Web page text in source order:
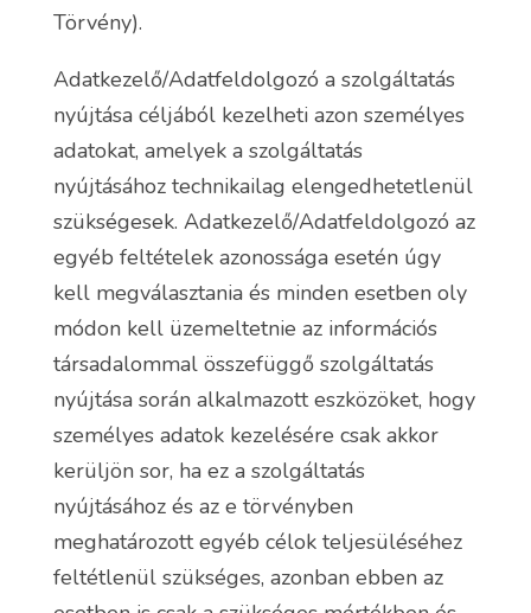
Törvény).
Adatkezelő/Adatfeldolgozó a szolgáltatás
nyújtása céljából kezelheti azon személyes
adatokat, amelyek a szolgáltatás
nyújtásához technikailag elengedhetetlenül
szükségesek. Adatkezelő/Adatfeldolgozó az
egyéb feltételek azonossága esetén úgy
kell megválasztania és minden esetben oly
módon kell üzemeltetnie az információs
társadalommal összefüggő szolgáltatás
nyújtása során alkalmazott eszközöket, hogy
személyes adatok kezelésére csak akkor
kerüljön sor, ha ez a szolgáltatás
nyújtásához és az e törvényben
meghatározott egyéb célok teljesüléséhez
feltétlenül szükséges, azonban ebben az